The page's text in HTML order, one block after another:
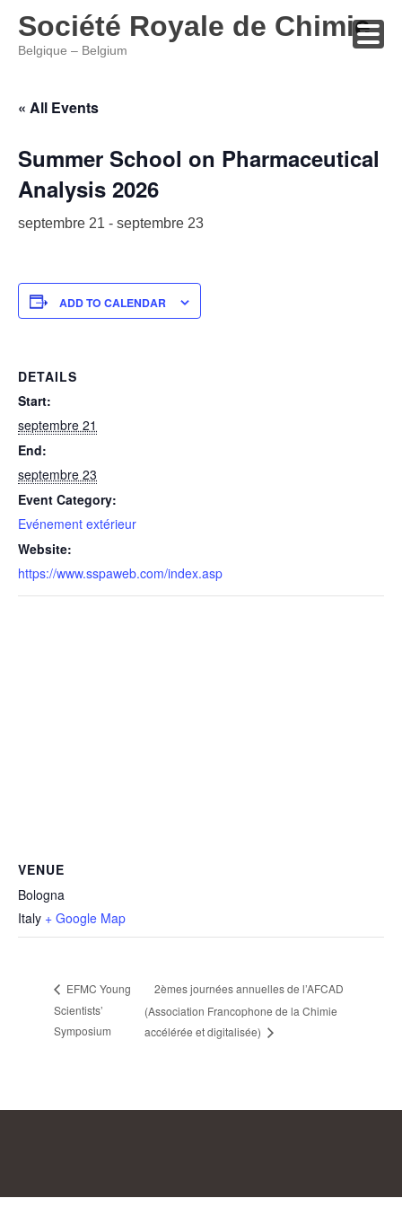
Société Royale de Chimie
Belgique – Belgium
« All Events
Summer School on Pharmaceutical
Analysis 2026
septembre 21 - septembre 23
ADD TO CALENDAR
DETAILS
Start:
septembre 21
End:
septembre 23
Event Category:
Evénement extérieur
Website:
https://www.sspaweb.com/index.asp
VENUE
Bologna
Italy + Google Map
EFMC Young
Scientists’
Symposium
2èmes journées annuelles de l’AFCAD
(Association Francophone de la Chimie
accélérée et digitalisée)